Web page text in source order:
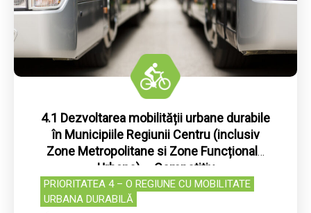
Tip Beneficiar
4.1 Dezvoltarea mobilității urbane durabile
în Municipiile Regiunii Centru (inclusiv
Zone Metropolitane si Zone Funcționale
Urbane) – Competitiv
PRIORITATEA 4 – O REGIUNE CU MOBILITATE
URBANA DURABILĂ